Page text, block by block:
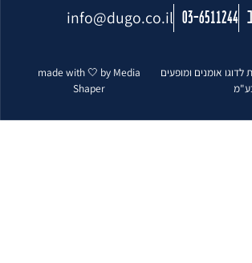
03-6511244
info@dugo.co.il
לדוגו אומנים ומופעים
made with 🤍 by Media
Shaper